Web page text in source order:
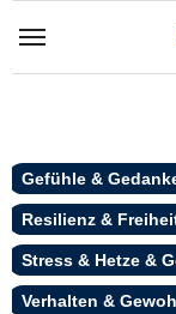
Inhalt
Gefühle &
Resilienz &
Stress & Hetze &
Verhalten &